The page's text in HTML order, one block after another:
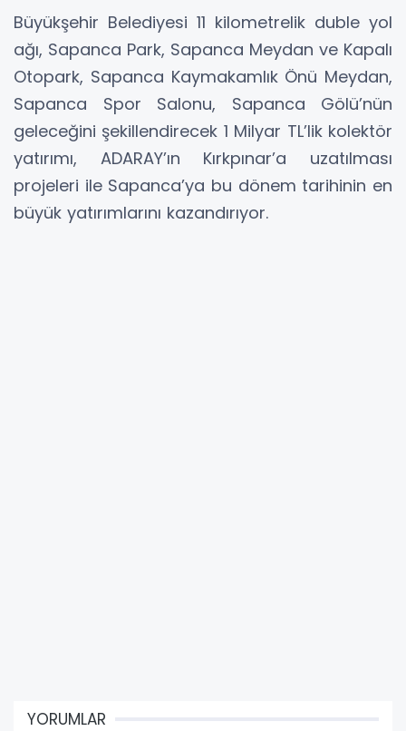
Büyükşehir Belediyesi 11 kilometrelik duble yol
ağı, Sapanca Park, Sapanca Meydan ve Kapalı
Otopark, Sapanca Kaymakamlık Önü Meydan,
Sapanca Spor Salonu, Sapanca Gölü’nün
geleceğini şekillendirecek 1 Milyar TL’lik kolektör
yatırımı, ADARAY’ın Kırkpınar’a uzatılması
projeleri ile Sapanca’ya bu dönem tarihinin en
büyük yatırımlarını kazandırıyor.
YORUMLAR